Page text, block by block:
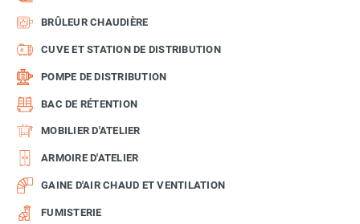
BRÛLEUR CHAUDIÈRE
CUVE ET STATION DE DISTRIBUTION
POMPE DE DISTRIBUTION
BAC DE RÉTENTION
MOBILIER D'ATELIER
ARMOIRE D'ATELIER
GAINE D'AIR CHAUD ET VENTILATION
FUMISTERIE